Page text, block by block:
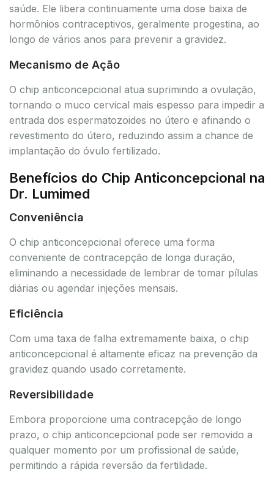
saúde. Ele libera continuamente uma dose baixa de
hormônios contraceptivos, geralmente progestina, ao
longo de vários anos para prevenir a gravidez.
Mecanismo de Ação
O chip anticoncepcional atua suprimindo a ovulação,
tornando o muco cervical mais espesso para impedir a
entrada dos espermatozoides no útero e afinando o
revestimento do útero, reduzindo assim a chance de
implantação do óvulo fertilizado.
Benefícios do Chip Anticoncepcional na
Dr. Lumimed
Conveniência
O chip anticoncepcional oferece uma forma
conveniente de contracepção de longa duração,
eliminando a necessidade de lembrar de tomar pílulas
diárias ou agendar injeções mensais.
Eficiência
Com uma taxa de falha extremamente baixa, o chip
anticoncepcional é altamente eficaz na prevenção da
gravidez quando usado corretamente.
Reversibilidade
Embora proporcione uma contracepção de longo
prazo, o chip anticoncepcional pode ser removido a
qualquer momento por um profissional de saúde,
permitindo a rápida reversão da fertilidade.